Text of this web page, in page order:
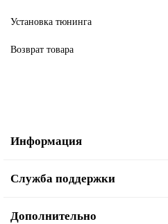
Установка тюнинга
Возврат товара
Информация
Служба поддержки
Дополнительно